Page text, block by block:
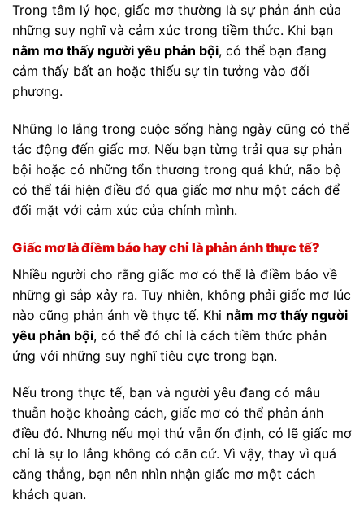
Trong tâm lý học, giấc mơ thường là sự phản ánh của
những suy nghĩ và cảm xúc trong tiềm thức. Khi bạn
nằm mơ thấy người yêu phản bội, có thể bạn đang
cảm thấy bất an hoặc thiếu sự tin tưởng vào đối
phương.
Những lo lắng trong cuộc sống hàng ngày cũng có thể
tác động đến giấc mơ. Nếu bạn từng trải qua sự phản
bội hoặc có những tổn thương trong quá khứ, não bộ
có thể tái hiện điều đó qua giấc mơ như một cách để
đối mặt với cảm xúc của chính mình.
Giấc mơ là điềm báo hay chỉ là phản ánh thực tế?
Nhiều người cho rằng giấc mơ có thể là điềm báo về
những gì sắp xảy ra. Tuy nhiên, không phải giấc mơ lúc
nào cũng phản ánh về thực tế. Khi nằm mơ thấy người
yêu phản bội, có thể đó chỉ là cách tiềm thức phản
ứng với những suy nghĩ tiêu cực trong bạn.
Nếu trong thực tế, bạn và người yêu đang có mâu
thuẫn hoặc khoảng cách, giấc mơ có thể phản ánh
điều đó. Nhưng nếu mọi thứ vẫn ổn định, có lẽ giấc mơ
chỉ là sự lo lắng không có căn cứ. Vì vậy, thay vì quá
căng thẳng, bạn nên nhìn nhận giấc mơ một cách
khách quan.